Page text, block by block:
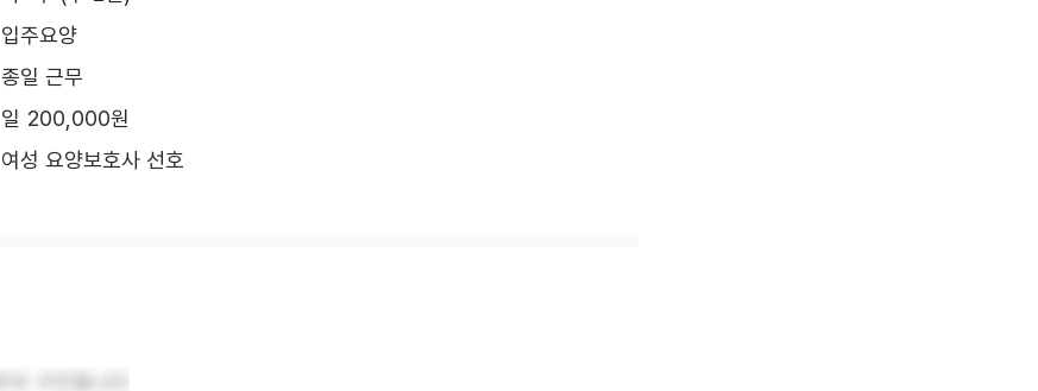
입주요양
종일 근무
일 200,000원
여성 요양보호사 선호